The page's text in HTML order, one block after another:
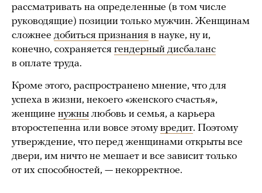
рассматривать на определенные (в том числе
руководящие) позиции только мужчин. Женщинам
сложнее добиться признания в науке, ну и,
конечно, сохраняется гендерный дисбаланс
в оплате труда.
Кроме этого, распространено мнение, что для
успеха в жизни, некоего «женского счастья»,
женщине нужны любовь и семья, а карьера
второстепенна или вовсе этомувредит. Поэтому
утверждение, что перед женщинами открыты все
двери, им ничто не мешает и все зависит только
от их способностей, — некорректное.